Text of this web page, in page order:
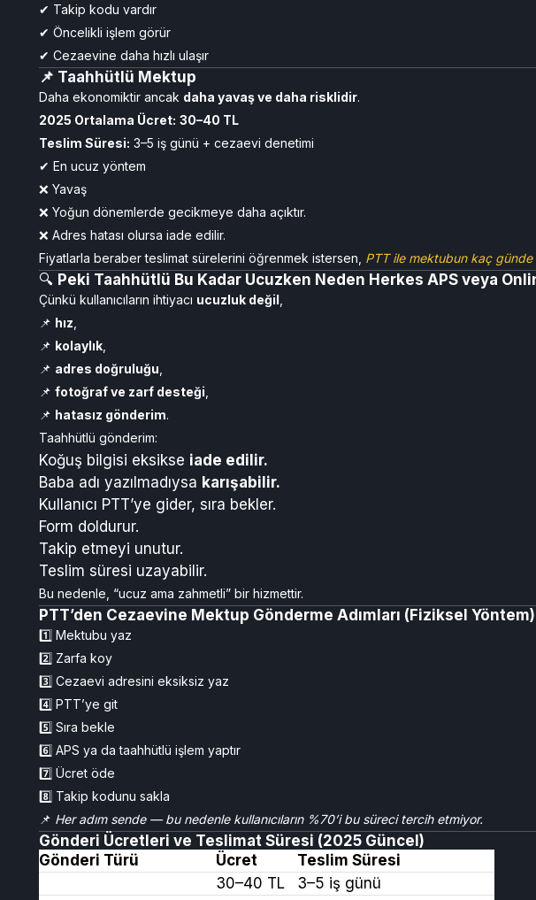
✔ Takip kodu vardır
✔ Öncelikli işlem görür
✔ Cezaevine daha hızlı ulaşır
📌 Taahhütlü Mektup
Daha ekonomiktir ancak daha yavaş ve daha risklidir.
2025 Ortalama Ücret: 30–40 TL
Teslim Süresi: 3–5 iş günü + cezaevi denetimi
✔ En ucuz yöntem
❌ Yavaş
❌ Yoğun dönemlerde gecikmeye daha açıktır.
❌ Adres hatası olursa iade edilir.
Fiyatlarla beraber teslimat sürelerini öğrenmek istersen, PTT ile mektubun kaç
🔍 Peki Taahhütlü Bu Kadar Ucuzken Neden Herkes APS veya
Çünkü kullanıcıların ihtiyacı ucuzluk değil
📌 hız
📌 kolaylık
📌 adres doğruluğu
📌 fotoğraf ve zarf desteği
📌 hatasız gönderim.
Taahhütlü gönderim:
Koğuş bilgisi eksikse iade edilir.
Baba adı yazılmadıysa karışabilir.
Kullanıcı PTT’ye gider, sıra bekler.
Form doldurur.
Takip etmeyi unutur.
Teslim süresi uzayabilir.
Bu nedenle, “ucuz ama zahmetli” bir hizmettir.
PTT’den Cezaevine Mektup Gönderme Adımları (Fiziksel Yöntem)
1️⃣ Mektubu yaz
2️⃣ Zarfa koy
3️⃣ Cezaevi adresini eksiksiz yaz
4️⃣ PTT’ye git
5️⃣ Sıra bekle
6️⃣ APS ya da taahhütlü işlem yaptır
7️⃣ Ücret öde
8️⃣ Takip kodunu sakla
📌 Her adım sende — bu nedenle kullanıcıların %70’i bu süreci tercih etmiyor.
Gönderi Ücretleri ve Teslimat Süresi (2025 Güncel)
Gönderi Türü
Ücret
Teslim Süresi
30–40 TL
3–5 iş günü